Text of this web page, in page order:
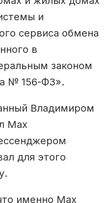
и
сервиса обмена
в
законом
№ 156-ФЗ».
Владимиром
Max
для этого
именно Max